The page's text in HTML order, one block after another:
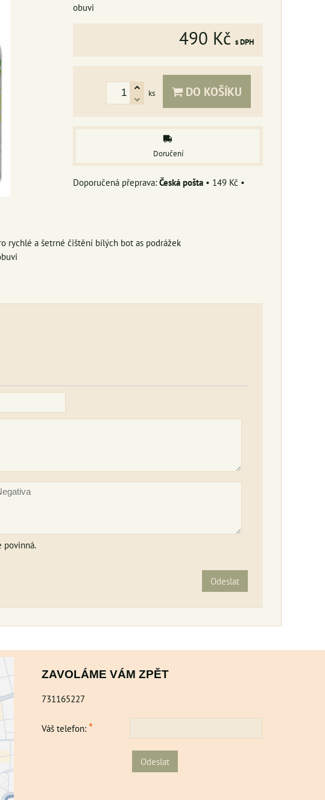
obuvi
490 Kč s DPH
ks DO KOŠÍKU
Doručení
Česká pošta • 149 Kč •
rychlé a šetrné čištění bílých bot as podrážek
povinná.
Odeslat
ZAVOLÁME VÁM ZPĚT
731165227
Váš telefon: *
Odeslat